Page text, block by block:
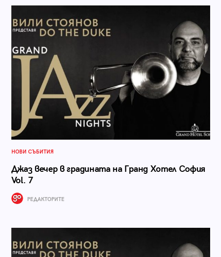
НОВИ СЪБИТИЯ
Джаз вечер в градината на Гранд Хотел София
Vol. 7
РЕДАКТОРИТЕ